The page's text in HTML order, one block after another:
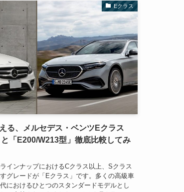
Eクラス
る、メルセデス・ベンツEクラス
と「E200/W213型」徹底比較してみ
インナップにおけるCクラス以上、Sクラス
グレードが「Eクラス」です。多くの高級車
におけるひとつのスタンダードモデルとし